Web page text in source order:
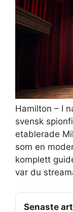
Hamilton – I
svensk
etablerade
som en
komplett
var du
Senaste